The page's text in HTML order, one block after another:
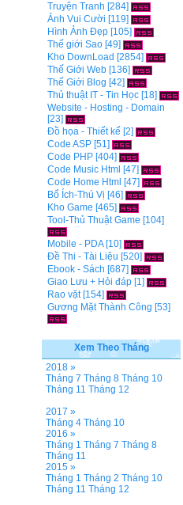
Truyện Tranh [284]
Ảnh Vui Cười [119]
Hình Ảnh Đẹp [105]
Thế giới Sao [49]
Kho DownLoad [2854]
Thế Giới Web [136]
Thế Giới Blog [42]
Thủ thuật IT - Tin Học [18]
Website - Hosting - Domain
[23]
Đồ họa - Thiết kế [2]
Code ASP [51]
Code PHP [404]
Code Music Html [47]
Code Home Html [47]
Bổ Ích-Thú Vị [46]
Kho Game [465]
Tool-Thủ Thuật Game [104]
Mobile - PDA[10]
Đề Thi - Tài Liệu [520]
Ebook - Sách [687]
Giao Lưu + Hỏi đáp [1]
Rao vặt[154]
Gương Mặt Thành Công [53]
Xem Theo Tháng
2018 »
Tháng 7 Tháng 8 Tháng 10
Tháng 11 Tháng 12
2017 »
Tháng 4 Tháng 10
2016 »
Tháng 1 Tháng 7 Tháng 8
Tháng 11
2015 »
Tháng 1 Tháng 2 Tháng 10
Tháng 11 Tháng 12